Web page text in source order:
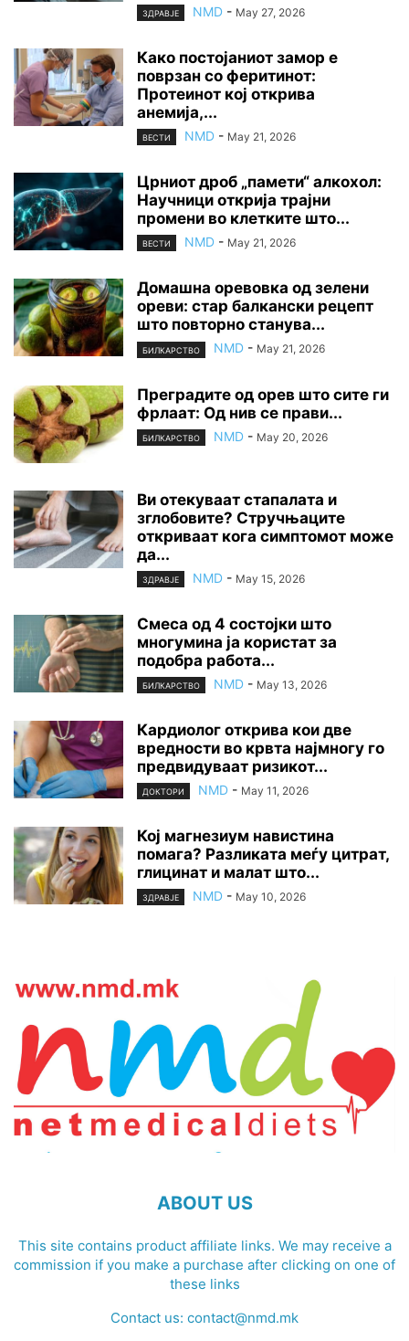
ЗДРАВЈЕ NMD - May 27, 2026
Како постојаниот замор е
поврзан со феритинот:
Протеинот кој открива
анемија,...
ВЕСТИ NMD - May 21, 2026
Црниот дроб „памети“ алкохол:
Научници открија трајни
промени во клетките што...
ВЕСТИ NMD - May 21, 2026
Домашна оревовка од зелени
ореви: стар балкански рецепт
што повторно станува...
БИЛКАРСТВО NMD - May 21, 2026
Преградите од орев што сите ги
фрлаат: Од нив се прави...
БИЛКАРСТВО NMD - May 20, 2026
Ви отекуваат стапалата и
зглобовите? Стручњаците
откриваат кога симптомот може
да...
ЗДРАВЈЕ NMD - May 15, 2026
Смеса од 4 состојки што
многумина ја користат за
подобра работа...
БИЛКАРСТВО NMD - May 13, 2026
Кардиолог открива кои две
вредности во крвта најмногу го
предвидуваат ризикот...
ДОКТОРИ NMD - May 11, 2026
Кој магнезиум навистина
помага? Разликата меѓу цитрат,
глицинат и малат што...
ЗДРАВЈЕ NMD - May 10, 2026
ABOUT US
This site contains product affiliate links. We may receive a
commission if you make a purchase after clicking on one of
these links
Contact us: contact@nmd.mk